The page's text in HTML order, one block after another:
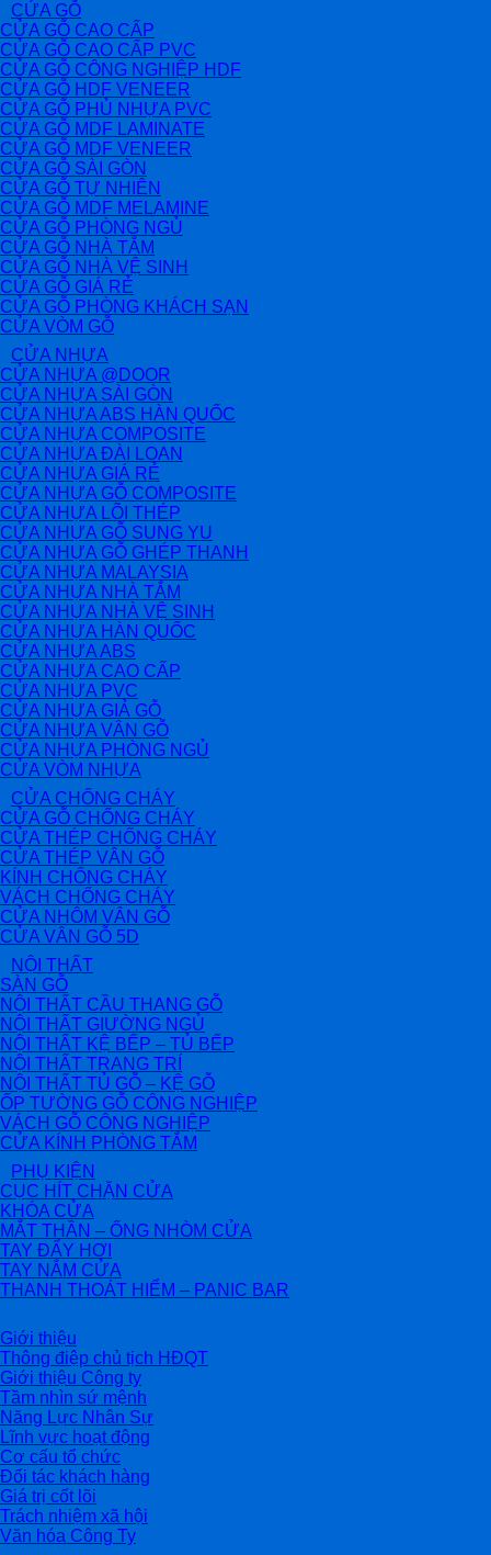
CỬA GỖ
CỬA GỖ CAO CẤP
CỬA GỖ CAO CẤP PVC
CỬA GỖ CÔNG NGHIỆP HDF
CỬA GỖ HDF VENEER
CỬA GỖ PHỦ NHỰA PVC
CỬA GỖ MDF LAMINATE
CỬA GỖ MDF VENEER
CỬA GỖ SÀI GÒN
CỬA GỖ TỰ NHIÊN
CỬA GỖ MDF MELAMINE
CỬA GỖ PHÒNG NGỦ
CỬA GỖ NHÀ TẮM
CỬA GỖ NHÀ VỆ SINH
CỬA GỖ GIÁ RẺ
CỬA GỖ PHÒNG KHÁCH SẠN
CỬA VÒM GỖ
CỬA NHỰA
CỬA NHỰA @DOOR
CỬA NHỰA SÀI GÒN
CỬA NHỰA ABS HÀN QUỐC
CỬA NHỰA COMPOSITE
CỬA NHỰA ĐÀI LOAN
CỬA NHỰA GIÁ RẺ
CỬA NHỰA GỖ COMPOSITE
CỬA NHỰA LÕI THÉP
CỬA NHỰA GỖ SUNG YU
CỬA NHỰA GỖ GHÉP THANH
CỬA NHỰA MALAYSIA
CỬA NHỰA NHÀ TẮM
CỬA NHỰA NHÀ VỆ SINH
CỬA NHỰA HÀN QUỐC
CỬA NHỰA ABS
CỬA NHỰA CAO CẤP
CỬA NHỰA PVC
CỬA NHỰA GIẢ GỖ
CỬA NHỰA VÂN GỖ
CỬA NHỰA PHÒNG NGỦ
CỬA VÒM NHỰA
CỬA CHỐNG CHÁY
CỬA GỖ CHỐNG CHÁY
CỬA THÉP CHỐNG CHÁY
CỬA THÉP VÂN GỖ
KÍNH CHỐNG CHÁY
VÁCH CHỐNG CHÁY
CỬA NHÔM VÂN GỖ
CỬA VÂN GỖ 5D
NỘI THẤT
SÀN GỖ
NỘI THẤT CẦU THANG GỖ
NỘI THẤT GIƯỜNG NGỦ
NỘI THẤT KỆ BẾP – TỦ BẾP
NỘI THẤT TRANG TRÍ
NỘI THẤT TỦ GỖ – KỆ GỖ
ỐP TƯỜNG GỖ CÔNG NGHIỆP
VÁCH GỖ CÔNG NGHIỆP
CỬA KÍNH PHÒNG TẮM
PHỤ KIỆN
CỤC HÍT CHẶN CỬA
KHÓA CỬA
MẮT THẦN – ỐNG NHÒM CỬA
TAY ĐẨY HƠI
TAY NẮM CỬA
THANH THOÁT HIỂM – PANIC BAR
Giới thiệu
Thông điệp chủ tịch HĐQT
Giới thiệu Công ty
Tầm nhìn sứ mệnh
Năng Lực Nhân Sự
Lĩnh vực hoạt động
Cơ cấu tổ chức
Đối tác khách hàng
Giá trị cốt lõi
Trách nhiệm xã hội
Văn hóa Công Ty